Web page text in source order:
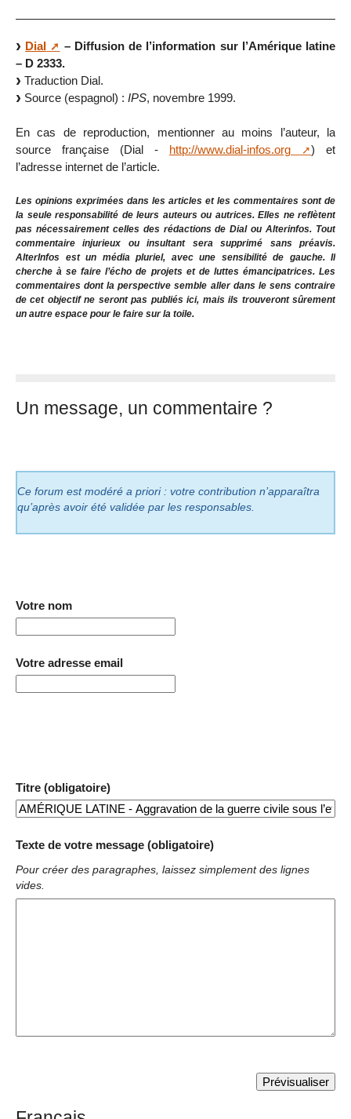
Dial
– Diffusion de l’information sur l’Amérique latine
– D 2333.
Traduction Dial.
Source (espagnol) : IPS, novembre 1999.
En cas de reproduction, mentionner au moins l’auteur, la
source française (Dial - http://www.dial-infos.org
) et
l’adresse internet de l’article.
Les opinions exprimées dans les articles et les commentaires sont de
la seule responsabilité de leurs auteurs ou autrices. Elles ne reflètent
pas nécessairement celles des rédactions de Dial ou Alterinfos. Tout
commentaire injurieux ou insultant sera supprimé sans préavis.
AlterInfos est un média pluriel, avec une sensibilité de gauche. Il
cherche à se faire l’écho de projets et de luttes émancipatrices. Les
commentaires dont la perspective semble aller dans le sens contraire
de cet objectif ne seront pas publiés ici, mais ils trouveront sûrement
un autre espace pour le faire sur la toile.
Un message, un commentaire ?
Ce forum est modéré a priori : votre contribution n’apparaîtra
qu’après avoir été validée par les responsables.
Votre nom
Votre adresse email
Titre (obligatoire)
Texte de votre message (obligatoire)
Pour créer des paragraphes, laissez simplement des lignes
vides.